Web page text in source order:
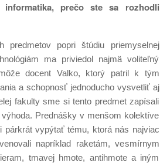
informatika, prečo ste sa rozhodli
predmetov popri štúdiu priemyselnej
ma priviedol najmä voliteľný
docent Valko, ktorý patril k tým
a schopnosť jednoducho vysvetliť aj
fakulty sme si tento predmet zapísali
Prednášky v menšom kolektíve
párkrát vypýtať tému, ktorá nás najviac
napríklad raketám, vesmírnym
tmavej hmote, antihmote a iným